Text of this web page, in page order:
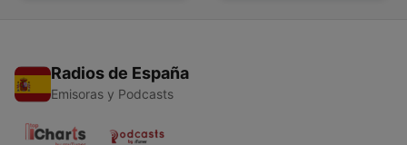
Radios de España
Emisoras y Podcasts